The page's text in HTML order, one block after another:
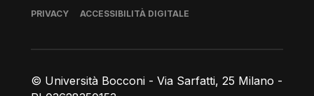
© Università Bocconi - Via Sarfatti, 25 Milano -
Piè di pagina
PRIVACY ACCESSIBILITÀ DIGITALE